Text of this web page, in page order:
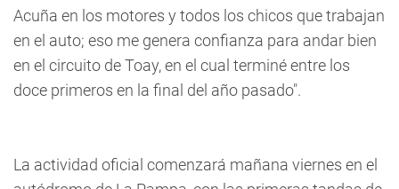
Acuña en los motores y todos los chicos que trabajan
en el auto; eso me genera confianza para andar bien
en el circuito de Toay, en el cual terminé entre los
doce primeros en la final del año pasado".
La actividad oficial comenzará mañana viernes en el